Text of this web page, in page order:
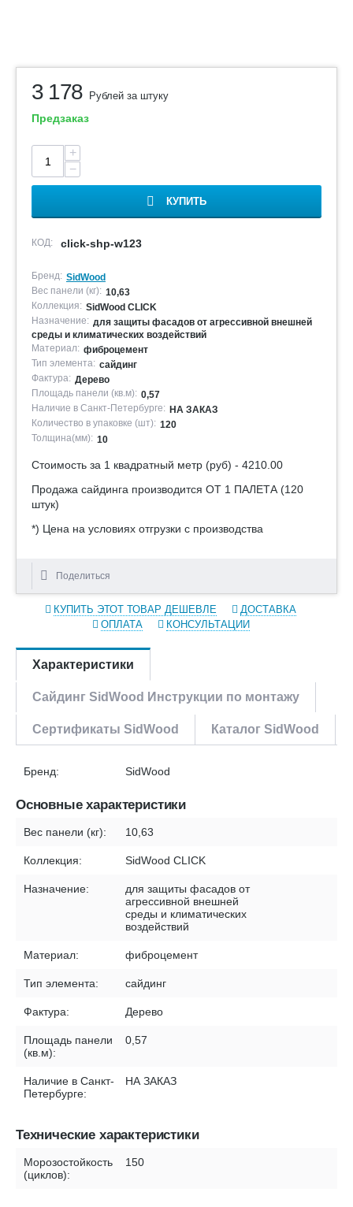
3 178 Рублей за штуку
Предзаказ
+
−
КУПИТЬ
КОД: click-shp-w123
Бренд: SidWood
Вес панели (кг): 10,63
Коллекция: SidWood CLICK
Назначение: для защиты фасадов от агрессивной внешней
среды и климатических воздействий
Материал: фиброцемент
Тип элемента: сайдинг
Фактура: Дерево
Площадь панели (кв.м): 0,57
Наличие в Санкт-Петербурге: НА ЗАКАЗ
Количество в упаковке (шт): 120
Толщина(мм): 10
Стоимость за 1 квадратный метр (руб) - 4210.00
Продажа сайдинга производится ОТ 1 ПАЛЕТА (120
штук)
*) Цена на условиях отгрузки с производства
Поделиться
КУПИТЬ ЭТОТ ТОВАР ДЕШЕВЛЕ
ДОСТАВКА
ОПЛАТА
КОНСУЛЬТАЦИИ
Характеристики
Сайдинг SidWood Инструкции по монтажу
Сертификаты SidWood Каталог SidWood
Бренд: SidWood
Основные характеристики
Вес панели (кг): 10,63
Коллекция: SidWood CLICK
Назначение:
для защиты фасадов от
агрессивной внешней
среды и климатических
воздействий
Материал: фиброцемент
Тип элемента: сайдинг
Фактура: Дерево
Площадь панели
(кв.м):
0,57
Наличие в Санкт-
Петербурге:
НА ЗАКАЗ
Технические характеристики
Морозостойкость
(циклов):
150